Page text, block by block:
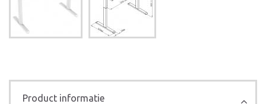
Product informatie